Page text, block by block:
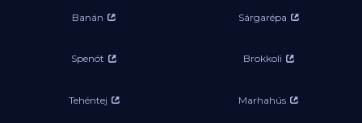
Banán Sárgarépa
Spenót Brokkoli
Tehéntej Marhahús